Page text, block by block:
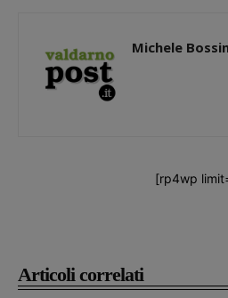
Articoli correlati
Michele
[rp4wp